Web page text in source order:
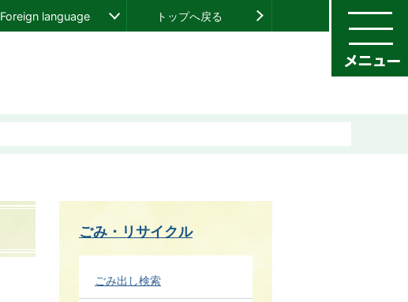
Foreign language トップへ戻る
ごみ・リサイクル
ごみ出し検索